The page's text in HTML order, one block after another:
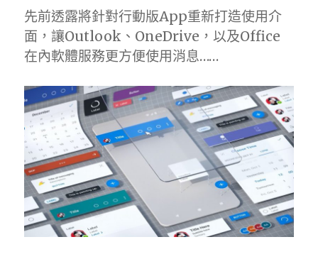
先前透露將針對行動版App重新打造使用介
面，讓Outlook、OneDrive，以及Office
在內軟體服務更方便使用消息……